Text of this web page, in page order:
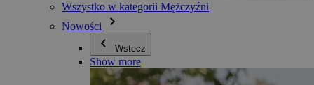
Wszystko w kategorii Mężczyźni
Nowości
Wstecz
Show more